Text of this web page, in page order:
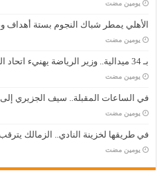
‏يومين مضت
الأهلي يمطر شباك النجوم بستة أهداف
‏يومين مضت
بـ 34 ميدالية.. وزير الرياضة يهنيء اتحاد الشطرنج بتصدر البطولة العربية
‏يومين مضت
في الساعات المقبلة.. سيف الجزيري إلى
‏يومين مضت
في طريقها لخزينة النادي.. الزمالك
‏يومين مضت